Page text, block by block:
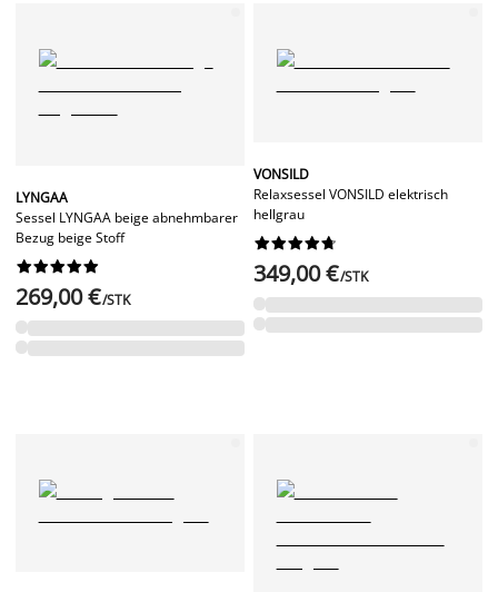
LYNGAA
Sessel LYNGAA beige abnehmbarer
Bezug beige Stoff






269,00 €/STK
VONSILD
Relaxsessel VONSILD elektrisch
hellgrau






349,00 €/STK